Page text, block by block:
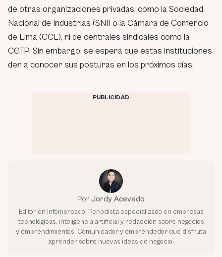
de otras organizaciones privadas, como la Sociedad
Nacional de Industrias (SNI) o la Cámara de Comercio
de Lima (CCL), ni de centrales sindicales como la
CGTP. Sin embargo, se espera que estas instituciones
den a conocer sus posturas en los próximos días.
PUBLICIDAD
Por Jordy Acevedo
Editor en Infomercado. Periodista especializado en empresas
tecnológicas, inteligencia artificial y redacción sobre negocios
y emprendimientos. Comunicador y emprendedor que disfruta
aprender sobre nuevas ideas de negocio.